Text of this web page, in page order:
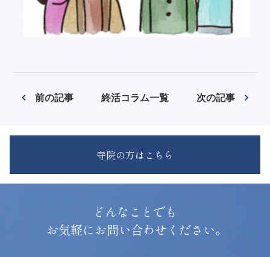
前の記事 終活コラム一覧 次の記事
寺院の方はこちら
どんなことでも
お気軽にお問い合わせください。